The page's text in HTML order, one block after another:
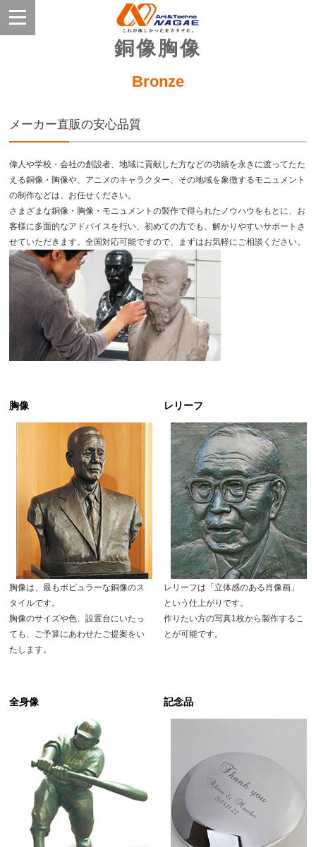
銅像胸像
Bronze
メーカー直販の安心品質
偉人や学校・会社の創設者、地域に貢献した方などの功績を永きに渡ってたた
える銅像・胸像や、アニメのキャラクター、その地域を象徴するモニュメント
の制作などは、お任せください。
さまざまな銅像・胸像・モニュメントの製作で得られたノウハウをもとに、お
客様に多面的なアドバイスを行い、初めての方でも、解かりやすいサポートさ
せていただきます。全国対応可能ですので、まずはお気軽にご相談ください。
胸像
胸像は、最もポピュラーな銅像のス
タイルです。
胸像のサイズや色、設置台にいたっ
ても、ご予算にあわせたご提案をい
たします。
レリーフ
レリーフは「立体感のある肖像画」
という仕上がりです。
作りたい方の写真1枚から製作するこ
とが可能です。
全身像 記念品